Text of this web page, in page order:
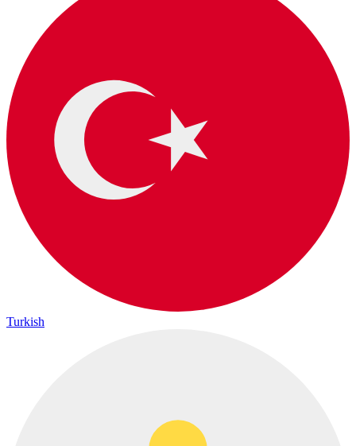
Turkish